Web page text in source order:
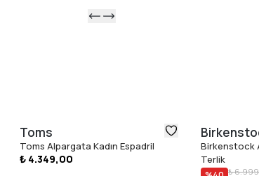
Toms
Toms Alpargata Kadın Espadril
₺ 4.349,00
Birkenstock
Terlik
₺